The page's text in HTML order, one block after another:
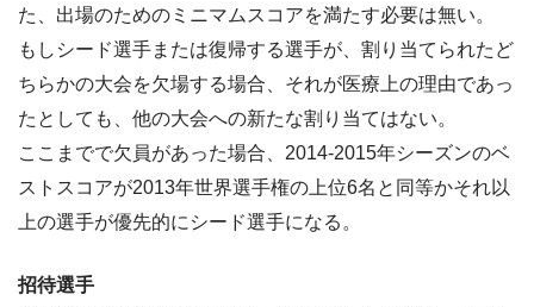
た、出場のためのミニマムスコアを満たす必要は無い。
もしシード選手または復帰する選手が、割り当てられたど
ちらかの大会を欠場する場合、それが医療上の理由であっ
たとしても、他の大会への新たな割り当てはない。
ここまでで欠員があった場合、2014-2015年シーズンのベ
ストスコアが2013年世界選手権の上位6名と同等かそれ以
上の選手が優先的にシード選手になる。
招待選手